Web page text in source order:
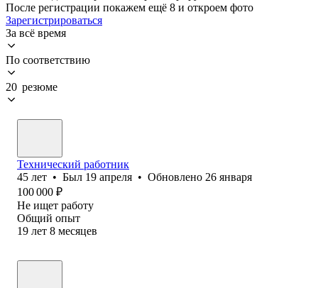
После регистрации покажем ещё 8 и откроем фото
Зарегистрироваться
За всё время
По соответствию
20 резюме
Технический работник
45 лет • Был 19 апреля • Обновлено 26 января
100 000 ₽
Не ищет работу
Общий опыт
19 лет 8 месяцев